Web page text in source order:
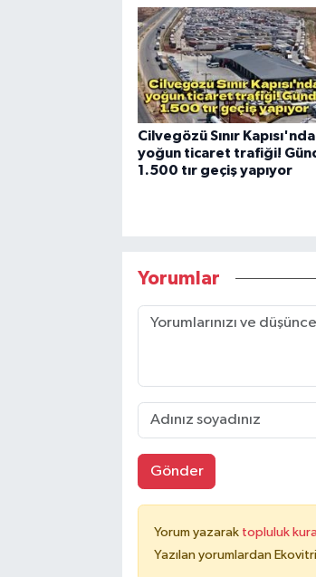
Cilvegözü Sınır Kapısı'nda
yoğun ticaret trafiği!
1.500 tır geçiş yapıyor
Yorumlar
Gönder
Yorum yazarak topluluk
Yazılan yorumlardan